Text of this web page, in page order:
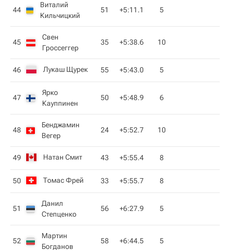
44
Виталий
Кильчицкий
51 +5:11.1 5
45
Свен
Гроссеггер
35 +5:38.6 10
46 Лукаш Щурек 55 +5:43.0 5
47
Ярко
Кауппинен
50 +5:48.9 6
48
Бенджамин
Вегер
24 +5:52.7 10
49 Натан Смит 43 +5:55.4 8
50 Томас Фрей 33 +5:55.7 8
51
Данил
Степценко
56 +6:27.9 5
52
Мартин
Богданов
58 +6:44.5 5